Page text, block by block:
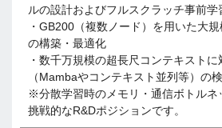
ルの設計およびフルスクラッチ事前学
・GB200（複数ノード）を用いた大
の構築・最適化
・数千万規模の超長尺コンテキスト
（Mambaやコンテキスト並列等）の
※分散学習時のメモリ・通信ボトルネ
挑戦的なR&Dポジションです。